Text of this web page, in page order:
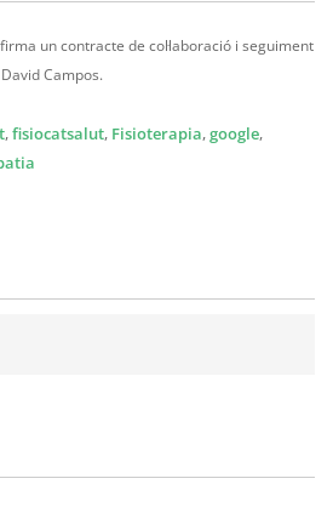
un contracte de col·laboració i seguiment
Campos.
,fisiocatsalut, Fisioterapia,google,